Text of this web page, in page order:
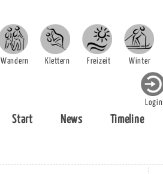
Wandern Klettern Freizeit Winter
Login
Start News Timeline